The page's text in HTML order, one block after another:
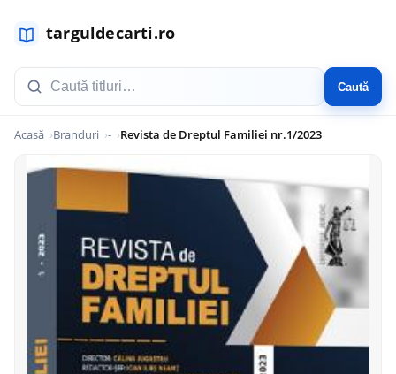
Caută
Acasă Branduri - Revista de Dreptul Familiei nr.1/2023